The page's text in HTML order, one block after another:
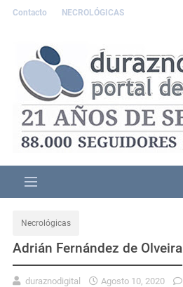
Contacto NECROLÓGICAS
Necrológicas
Adrián Fernández de Olveira
duraznodigital Agosto 10, 2020